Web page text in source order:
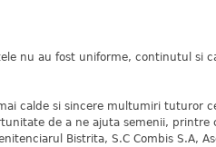
nu au fost uniforme, continutul si
calde si sincere multumiri tuturor
de a ne ajuta semenii,
Bistrita, S.C Combis S.A,